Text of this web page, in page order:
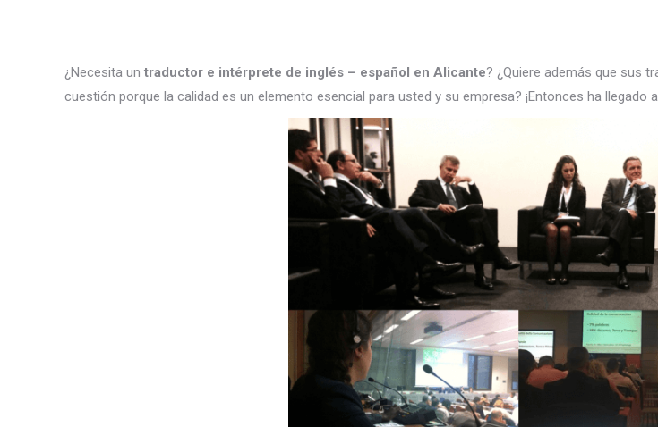
¿Necesita un traductor e intérprete de inglés – español en Alicante? ¿Quiere además que sus
cuestión porque la calidad es un elemento esencial para usted y su empresa? ¡Entonces ha llegado